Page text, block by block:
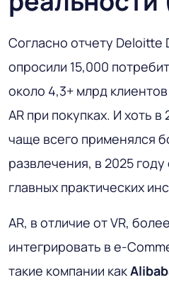
Согласно отчету Deloitte
опросили 15,000
около 4,3+ млрд
AR при покупках. И хоть
чаще всего применялся
развлечения, в 2025
главных практических
AR, в отличие от VR,
интегрировать в e-
такие компании как